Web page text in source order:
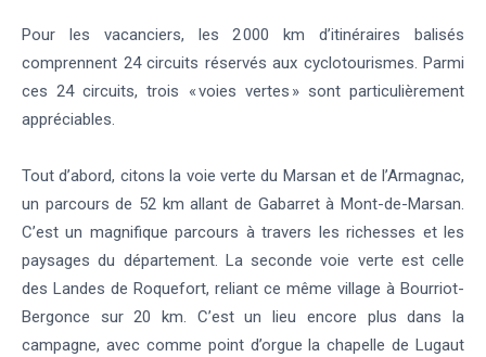
Pour les vacanciers, les 2 000 km d’itinéraires balisés
comprennent 24 circuits réservés aux cyclotourismes. Parmi
ces 24 circuits, trois « voies vertes » sont particulièrement
appréciables.
Tout d’abord, citons la voie verte du Marsan et de l’Armagnac,
un parcours de 52 km allant de Gabarret à Mont-de-Marsan.
C’est un magnifique parcours à travers les richesses et les
paysages du département. La seconde voie verte est celle
des Landes de Roquefort, reliant ce même village à Bourriot-
Bergonce sur 20 km. C’est un lieu encore plus dans la
campagne, avec comme point d’orgue la chapelle de Lugaut